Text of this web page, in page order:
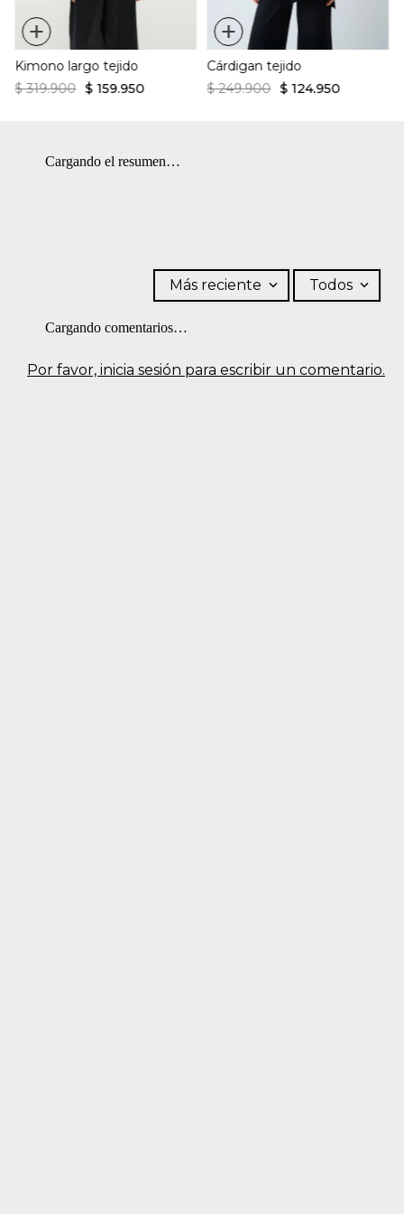
+
Kimono largo tejido
$ 319.900 $ 159.950
+
Cárdigan tejido
$ 249.900 $ 124.950
Cargando el resumen…
Por favor, inicia sesión para escribir un comentario.
Más reciente Todos
Cargando comentarios…